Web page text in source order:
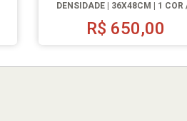
DENSIDADE | 36X48CM | 1 COR
LADO | 500 UN.
R$ 650,00